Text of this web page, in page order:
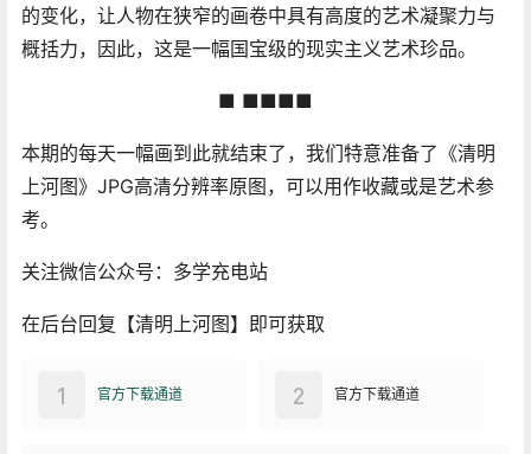
的变化，让人物在狭窄的画卷中具有高度的艺术凝聚力与
概括力，因此，这是一幅国宝级的现实主义艺术珍品。
■ ■■■■
本期的每天一幅画到此就结束了，我们特意准备了《清明
上河图》JPG高清分辨率原图，可以用作收藏或是艺术参
考。
关注微信公众号：多学充电站
在后台回复【清明上河图】即可获取
官方下载通道
1 官方下载通道
2